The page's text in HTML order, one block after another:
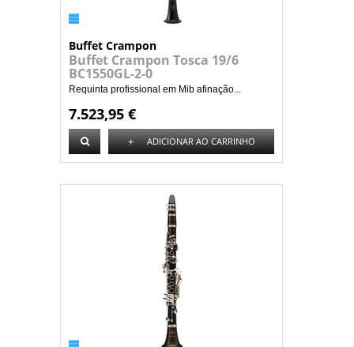
Buffet Crampon
Buffet Crampon Tosca 19/6
BC1550GL-2-0
Requinta profissional em Mib afinação...
7.523,95 €
+ ADICIONAR AO CARRINHO